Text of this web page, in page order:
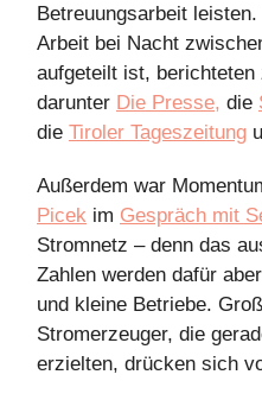
Betreuungsarbeit
Arbeit bei Nacht
aufgeteilt ist, berichteten
darunter Die Presse, die
die Tiroler Tageszeitung
Außerdem war
Picek im Gespräch mit
Stromnetz – denn das
Zahlen werden dafür
und kleine Betriebe.
Stromerzeuger, die
erzielten, drücken sich